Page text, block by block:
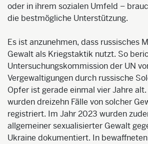
oder in ihrem sozialen Umfeld –
die bestmögliche Unterstützung.
Es ist anzunehmen, dass russisches
Gewalt als Kriegstaktik nutzt. So
Untersuchungskommission der UN
Vergewaltigungen durch russische
Opfer ist gerade einmal vier Jahre
wurden dreizehn Fälle von solcher
registriert. Im Jahr 2023 wurden
allgemeiner sexualisierter Gewalt
Ukraine dokumentiert. In